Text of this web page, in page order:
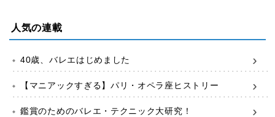
人気の連載
40歳、バレエはじめました
【マニアックすぎる】パリ・オペラ座ヒストリー
鑑賞のためのバレエ・テクニック大研究！